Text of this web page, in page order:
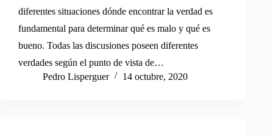
diferentes situaciones dónde encontrar la verdad es
fundamental para determinar qué es malo y qué es
bueno. Todas las discusiones poseen diferentes
verdades según el punto de vista de…
Pedro Lisperguer
14 octubre, 2020